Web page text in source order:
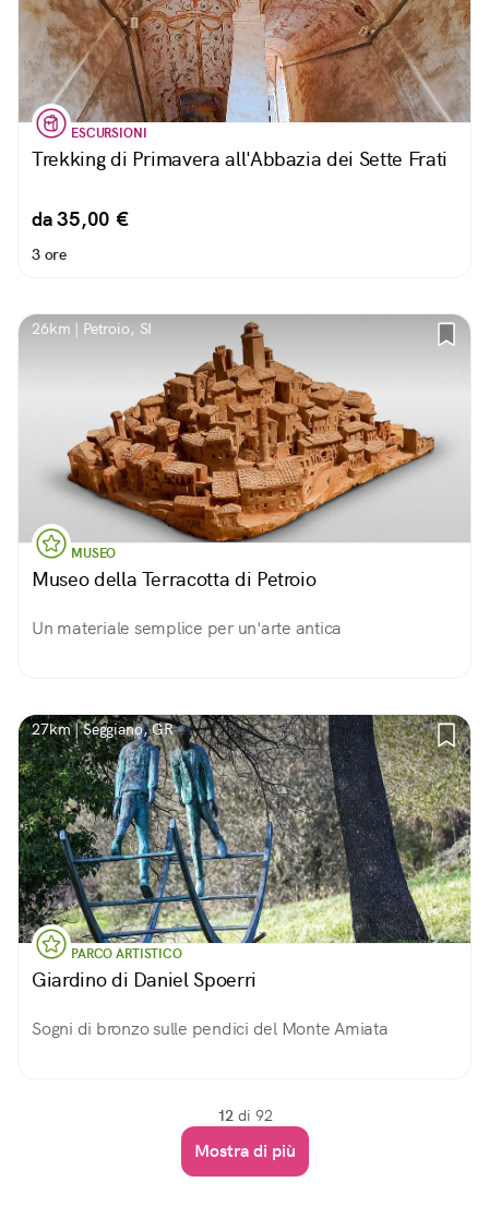
ESCURSIONI
Trekking di Primavera all'Abbazia dei Sette Frati
da 35,00 €
3 ore
26km | Petroio, SI
MUSEO
Museo della Terracotta di Petroio
Un materiale semplice per un'arte antica
27km | Seggiano, GR
PARCO ARTISTICO
Giardino di Daniel Spoerri
Sogni di bronzo sulle pendici del Monte Amiata
12 di 92
Mostra di più